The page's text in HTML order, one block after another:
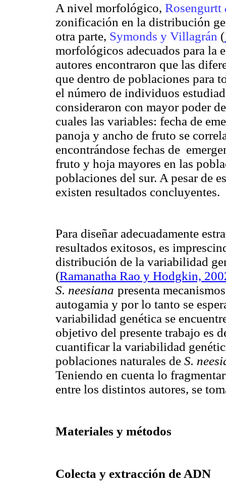
A nivel morfológico, Rosengurtt
zonificación en la distribución
otra parte, Symonds y Villagrán (
morfológicos adecuados para la
autores encontraron que las
que dentro de poblaciones para
el número de individuos
consideraron con mayor poder
cuales las variables: fecha de
panoja y ancho de fruto se
encontrándose fechas de
fruto y hoja mayores en las
poblaciones del sur. A pesar de
existen resultados concluyentes.
Para diseñar adecuadamente
resultados exitosos, es
distribución de la variabilidad
(Ramanatha Rao y Hodgkin,
S. neesiana presenta
autogamia y por lo tanto se
variabilidad genética se
objetivo del presente trabajo es
cuantificar la variabilidad
poblaciones naturales de S.
Teniendo en cuenta lo
entre los distintos autores, se
Materiales y métodos
Colecta y extracción de ADN